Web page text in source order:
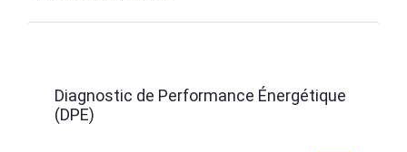
Diagnostic de Performance Énergétique
(DPE)